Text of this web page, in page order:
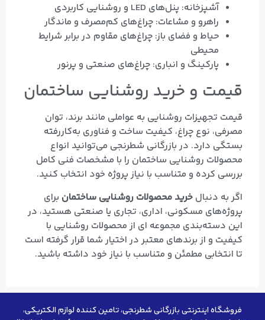
آشپزخانه: پنل‌های LED و روشنایی کاربردی
راهرو و مشاعات: چراغ‌های کم‌مصرف و ماندگار
حیاط و فضای باز: چراغ‌های مقاوم در برابر شرایط
محیطی
پارکینگ و انباری: چراغ‌های صنعتی و پرنور
قیمت و خرید روشنایی ساختمان
قیمت تجهیزات روشنایی به عواملی مانند برند، توان
مصرفی، نوع چراغ، کیفیت ساخت و فناوری به‌کاررفته
بستگی دارد. در بازرگانی شطرنجی می‌توانید انواع
محصولات روشنایی ساختمان را با مشخصات فنی کامل
بررسی کرده و متناسب با نیاز پروژه خود انتخاب کنید.
اگر به دنبال خرید محصولات روشنایی ساختمان برای
پروژه‌های مسکونی، اداری، تجاری یا صنعتی هستید، در
این دسته‌بندی مجموعه‌ ای از محصولات روشنایی با
کیفیت و از برندهای معتبر در اختیار شما قرار گرفته است
تا انتخابی مطمئن و متناسب با نیاز خود داشته باشید.
فروشگاه اینترنتی بازرگانی شطرنجی، تامین کننده لوازم الکتریکی،